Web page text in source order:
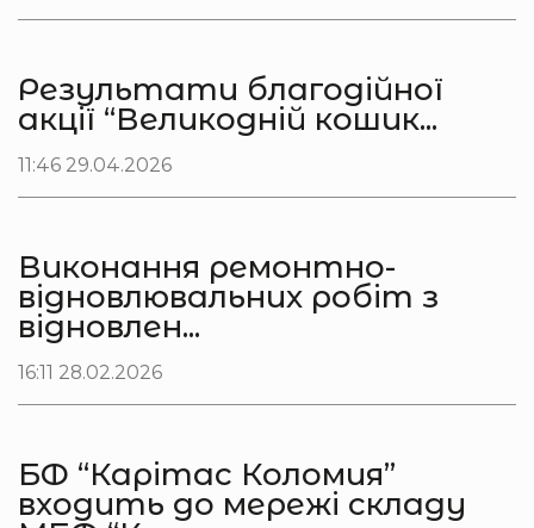
Результати благодійної
акції “Великодній кошик...
11:46 29.04.2026
Виконання ремонтно-
відновлювальних робіт з
відновлен...
16:11 28.02.2026
БФ “Карітас Коломия”
входить до мережі складу